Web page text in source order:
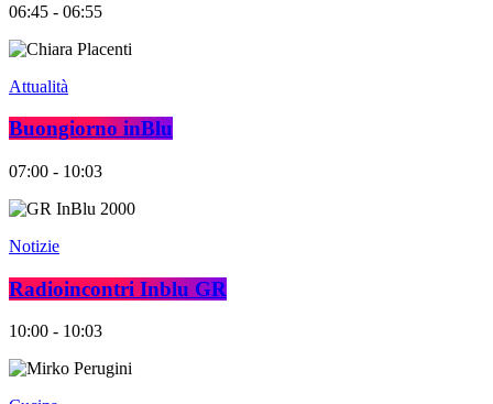
06:45 - 06:55
Attualità
Buongiorno inBlu
07:00 - 10:03
Notizie
Radioincontri Inblu GR
10:00 - 10:03